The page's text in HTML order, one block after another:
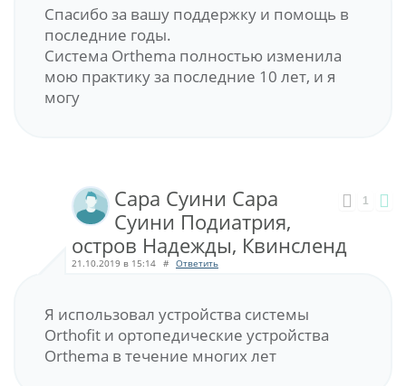
Спасибо за вашу поддержку и помощь в
последние годы.
Система Orthema полностью изменила
мою практику за последние 10 лет, и я
могу
1
Сара Суини Сара
Суини Подиатрия,
остров Надежды, Квинсленд
21.10.2019 в 15:14 # Ответить
Я использовал устройства системы
Orthofit и ортопедические устройства
Orthema в течение многих лет